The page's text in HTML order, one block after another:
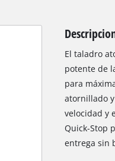
El taladro
potente de
para
atornillado
velocidad y
Quick-Stop
entrega sin